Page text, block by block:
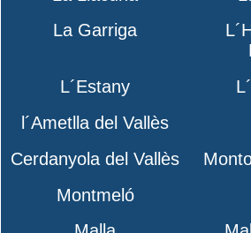
La Garriga
L´Estany
l´Ametlla del Vallès
Cerdanyola del Vallès
Montmeló